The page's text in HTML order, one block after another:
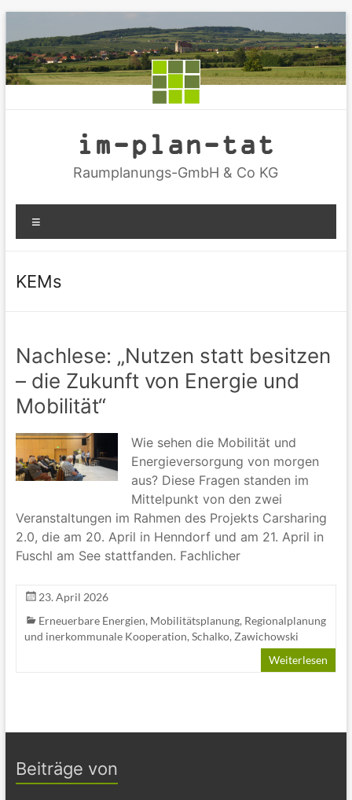
Inhalt
springen
im-plan-tat
Raumplanungs-GmbH & Co KG
KEMs
Nachlese: „Nutzen statt besitzen
– die Zukunft von Energie und
Mobilität“
Wie sehen die Mobilität und
Energieversorgung von morgen
aus? Diese Fragen standen im
Mittelpunkt von den zwei
Veranstaltungen im Rahmen des Projekts Carsharing
2.0, die am 20. April in Henndorf und am 21. April in
Fuschl am See stattfanden. Fachlicher
23. April 2026
Erneuerbare Energien, Mobilitätsplanung, Regionalplanung
und inerkommunale Kooperation, Schalko, Zawichowski
Weiterlesen
Beiträge von